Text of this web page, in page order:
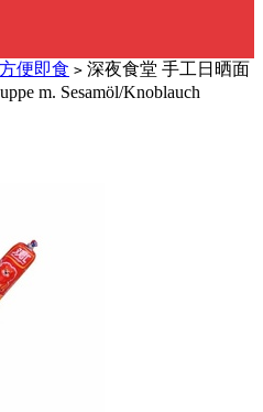
方便即食 > 深夜食堂 手工日晒面
m. Sesamöl/Knoblauch